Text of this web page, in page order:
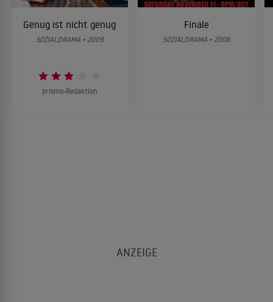
Genug ist nicht genug
SOZIALDRAMA • 2009
prisma-Redaktion
Finale
SOZIALDRAMA • 2006